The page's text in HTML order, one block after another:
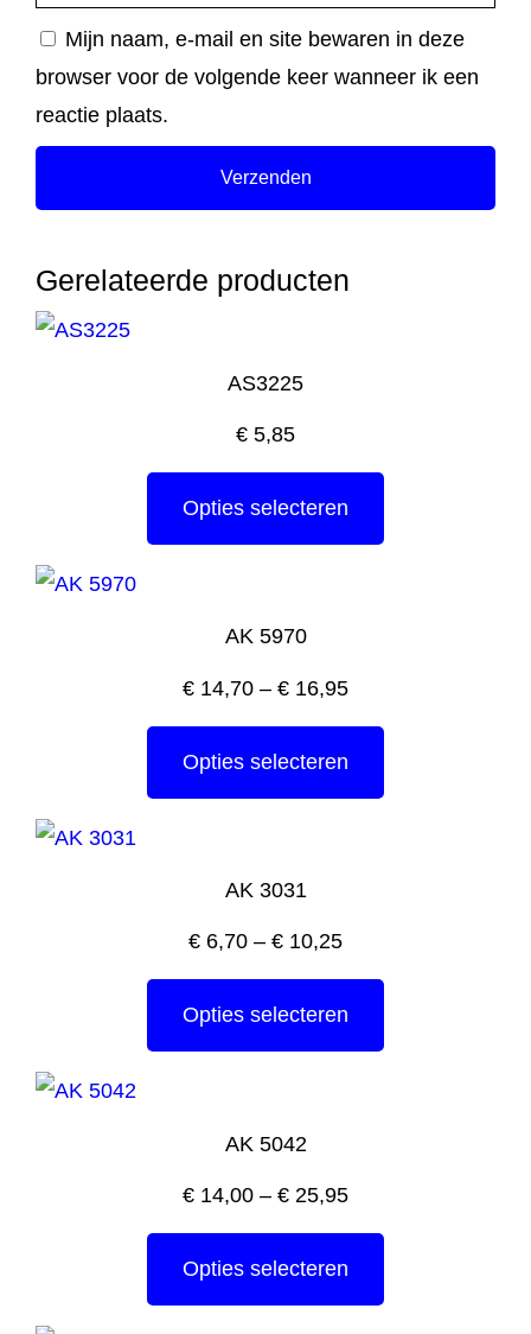
Mijn naam, e-mail en site bewaren in deze
browser voor de volgende keer wanneer ik een
reactie plaats.
Gerelateerde producten
AS3225
€ 5,85
Opties selecteren
AK 5970
€ 14,70 – € 16,95
Opties selecteren
AK 3031
€ 6,70 – € 10,25
Opties selecteren
AK 5042
€ 14,00 – € 25,95
Opties selecteren